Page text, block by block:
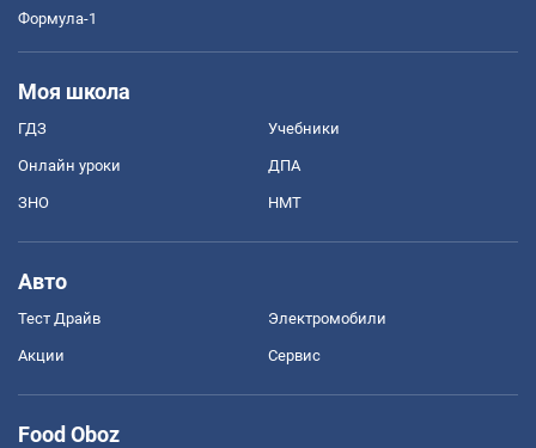
Формула-1
Моя школа
ГДЗ Учебники
Онлайн уроки ДПА
ЗНО НМТ
Авто
Тест Драйв Электромобили
Акции Сервис
Food Oboz